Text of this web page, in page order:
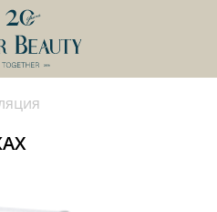
ПРОФИ КЛУБ
ПРОГРАММЫ ПРОФИ КЛУБА